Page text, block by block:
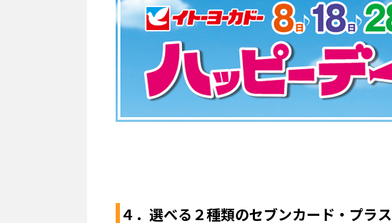
４．選べる２種類のセブンカード・プラス